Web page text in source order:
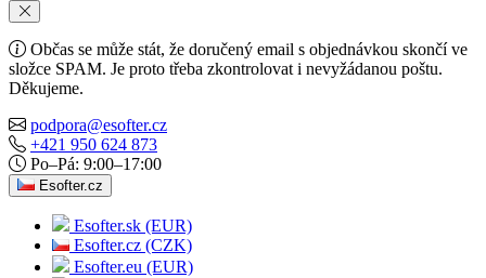
Občas se může stát, že doručený email s objednávkou skončí ve
složce SPAM. Je proto třeba zkontrolovat i nevyžádanou poštu.
Děkujeme.
podpora@esofter.cz
+421 950 624 873
Po–Pá: 9:00–17:00
Esofter.cz
Esofter.sk (EUR)
Esofter.cz (CZK)
Esofter.eu (EUR)